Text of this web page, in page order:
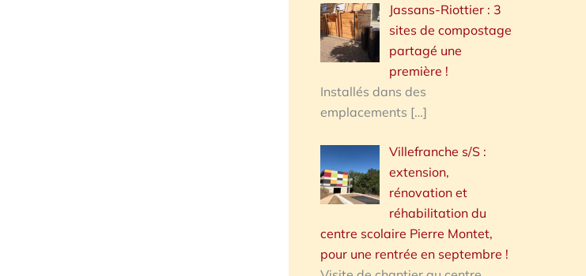
Jassans-Riottier : 3
sites de compostage
partagé une
première !
Installés dans des
emplacements […]
Villefranche s/S :
extension,
rénovation et
réhabilitation du
centre scolaire Pierre Montet,
pour une rentrée en septembre !